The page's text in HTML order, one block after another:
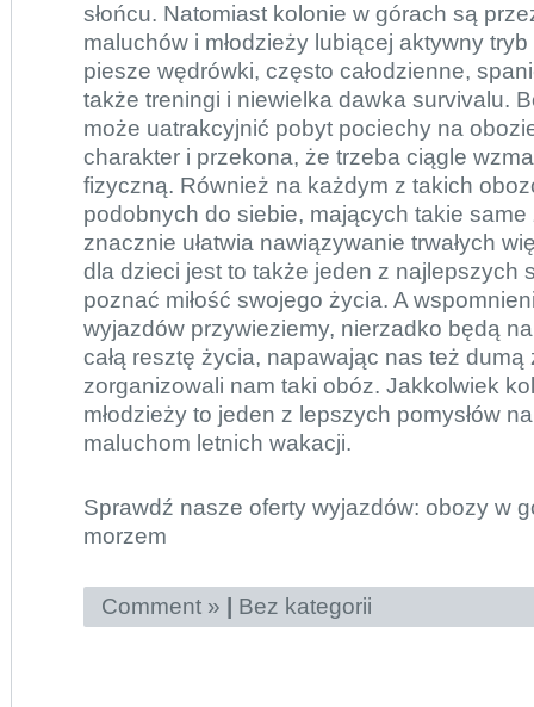
słońcu. Natomiast kolonie w górach są
maluchów i młodzieży lubiącej aktywny
piesze wędrówki, często całodzienne,
także treningi i niewielka dawka survivalu.
może uatrakcyjnić pobyt pociechy na
charakter i przekona, że trzeba ciągle
fizyczną. Również na każdym z takich
podobnych do siebie, mających takie same
znacznie ułatwia nawiązywanie trwałych
dla dzieci jest to także jeden z najlepszych
poznać miłość swojego życia. A
wyjazdów przywieziemy, nierzadko będą
całą resztę życia, napawając nas też dumą
zorganizowali nam taki obóz. Jakkolwiek
młodzieży to jeden z lepszych pomysłów
maluchom letnich wakacji.
Sprawdź nasze oferty wyjazdów: obozy w
morzem
Comment » Bez kategorii